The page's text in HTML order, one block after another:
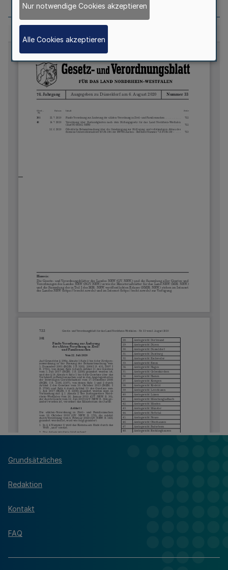
Grundsätzliches
Redaktion
Kontakt
FAQ
Nur notwendige Cookies akzeptieren
Alle Cookies akzeptieren